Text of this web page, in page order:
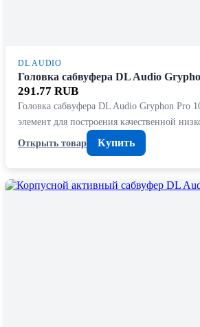
DL AUDIO
Головка сабвуфера DL Audio
291.77 RUB
Головка сабвуфера DL Audio Gryphon
элемент для построения качественной
Открыть товар
Купить